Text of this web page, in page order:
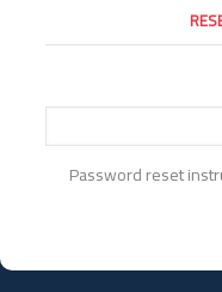
Password reset